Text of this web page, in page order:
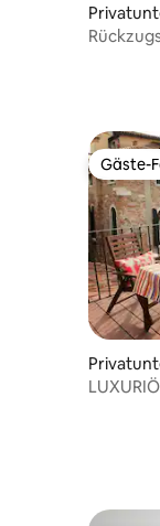
Gäste-
Gäste-